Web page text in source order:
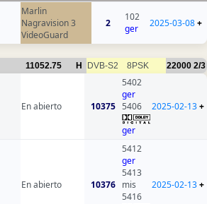
Marlin
Nagravision 3
VideoGuard
2
102
ger
2025-03-08+
11052.75 H DVB-S2 8PSK 22000 2/3
En abierto 10375
5402
ger
5406
ger
2025-02-13+
En abierto 10376
5412
ger
5413
mis
5416
2025-02-13+